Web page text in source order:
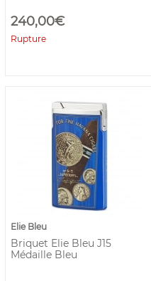
240,00€
Rupture
Elie Bleu
Briquet Elie Bleu J15
Médaille Bleu